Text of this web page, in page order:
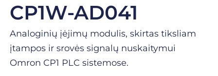
CP1W-AD041
Analoginių įėjimų modulis, skirtas tiksliam
įtampos ir srovės signalų nuskaitymui
Omron CP1 PLC sistemose.